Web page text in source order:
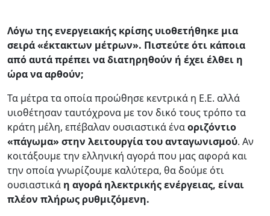
Λόγω της ενεργειακής κρίσης υιοθετήθηκε μια
σειρά «έκτακτων μέτρων». Πιστεύτε ότι κάποια
από αυτά πρέπει να διατηρηθούν ή έχει έλθει η
ώρα να αρθούν;
Τα μέτρα τα οποία προώθησε κεντρικά η Ε.Ε. αλλά
υιοθέτησαν ταυτόχρονα με τον δικό τους τρόπο τα
κράτη μέλη, επέβαλαν ουσιαστικά έναοριζόντιο
«πάγωμα» στην λειτουργία του ανταγωνισμού. Αν
κοιτάξουμε την ελληνική αγορά που μας αφορά και
την οποία γνωρίζουμε καλύτερα, θα δούμε ότι
ουσιαστικά η αγορά ηλεκτρικής ενέργειας, είναι
πλέον πλήρως ρυθμιζόμενη.